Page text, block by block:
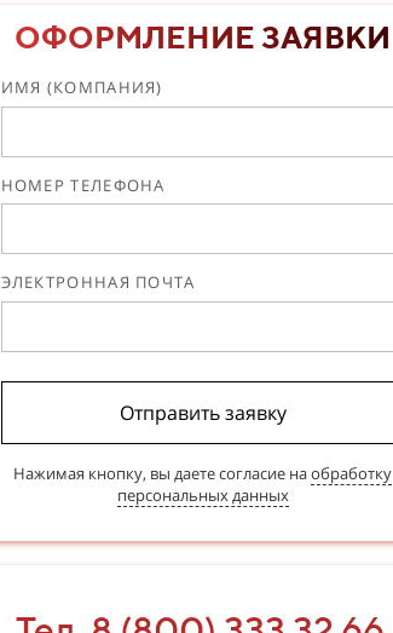
ОФОРМЛЕНИЕ ЗАЯВКИ
ИМЯ (КОМПАНИЯ)
НОМЕР ТЕЛЕФОНА
ЭЛЕКТРОННАЯ ПОЧТА
Отправить заявку
Нажимая кнопку, вы даете согласие наобработку
персональных данных